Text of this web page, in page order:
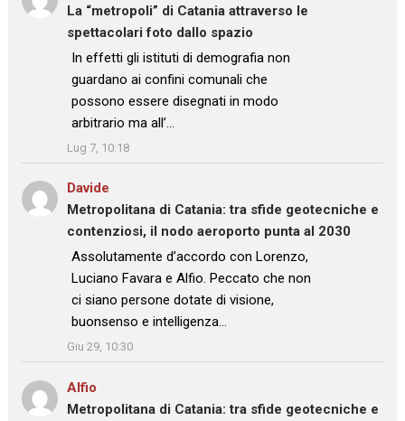
La “metropoli” di Catania attraverso le
spettacolari foto dallo spazio
: “
In effetti gli istituti di demografia non
guardano ai confini comunali che
possono essere disegnati in modo
arbitrario ma all’…
”
Lug 7, 10:18
Davide
Metropolitana di Catania: tra sfide geotecniche e
contenziosi, il nodo aeroporto punta al 2030
: “
Assolutamente d’accordo con Lorenzo,
Luciano Favara e Alfio. Peccato che non
ci siano persone dotate di visione,
buonsenso e intelligenza…
”
Giu 29, 10:30
Alfio
Metropolitana di Catania: tra sfide geotecniche e